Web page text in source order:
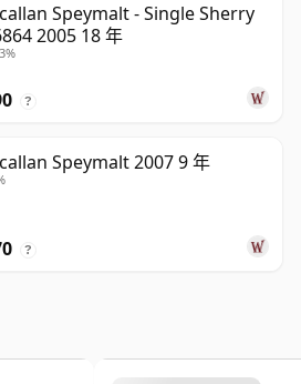
Speymalt - Single Sherry
2005 18 年
?
Speymalt 2007 9 年
?